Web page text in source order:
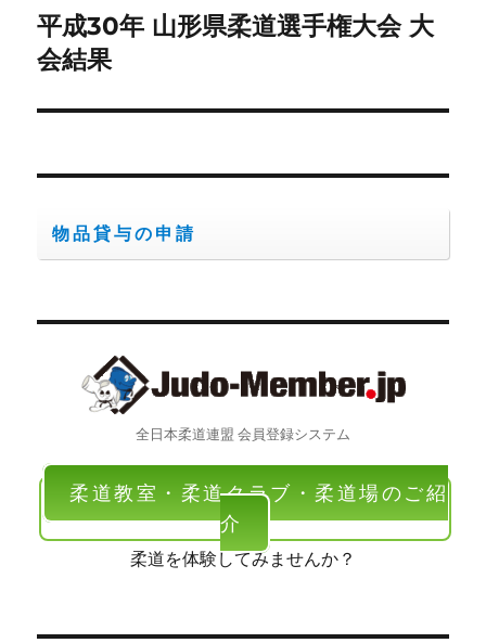
ー
シ
ン
次
の
稿:
平成30年 山形県柔道選手権大会 大
会結果
物品貸与の申請
全日本柔道連盟 会員登録システム
柔道教室・柔道クラブ・柔道場のご紹
介
柔道を体験してみませんか？